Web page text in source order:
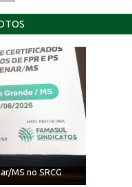
MS no SRCG